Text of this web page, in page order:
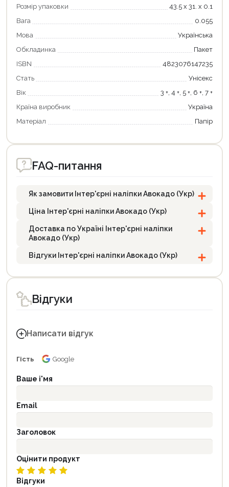
Розмір упаковки
43.5 х 31. х 0.1
Вага
0.055
Мова
Українська
Обкладинка
Пакет
ISBN
4823076147235
Стать
Унісекс
Вік
3 +, 4 +, 5 +, 6 +, 7 +
Країна виробник
Україна
Матеріал
Папір
FAQ-питання
Як замовити Інтер'єрні наліпки Авокадо (Укр)
Ціна Інтер'єрні наліпки Авокадо (Укр)
Доставка по Україні Інтер'єрні наліпки
Авокадо (Укр)
Відгуки Інтер'єрні наліпки Авокадо (Укр)
Відгуки
Написати відгук
Гість Google
Ваше і'мя
Email
Заголовок
Оцінити продукт
Відгуки
Продовжити покупки
Оформити замовлення